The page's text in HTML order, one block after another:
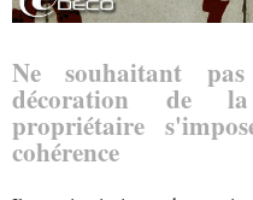
Ne souhaitant
décoration de
propriétaire
cohérence